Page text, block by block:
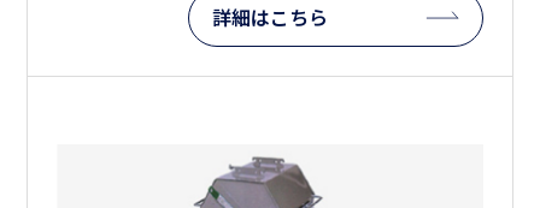
詳細はこちら